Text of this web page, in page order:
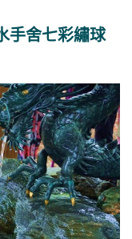
手舍七彩繡球